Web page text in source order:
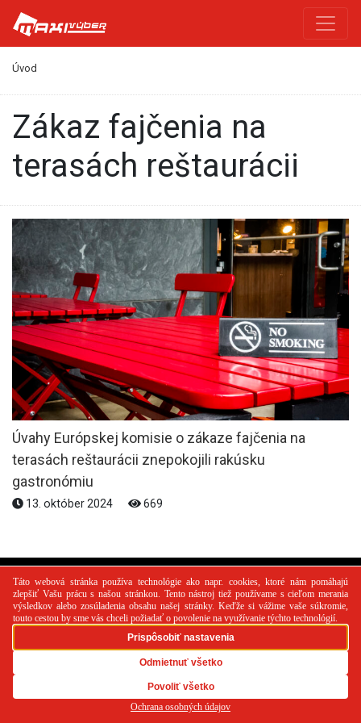
Úvod
Zákaz fajčenia na
terasách reštaurácii
Úvahy Európskej komisie o zákaze fajčenia na
terasách reštaurácii znepokojili rakúsku
gastronómiu
13. október 2024 669
PR článok Reklama Spolupráca Kontakt
Zásady
používania cookies
RSS